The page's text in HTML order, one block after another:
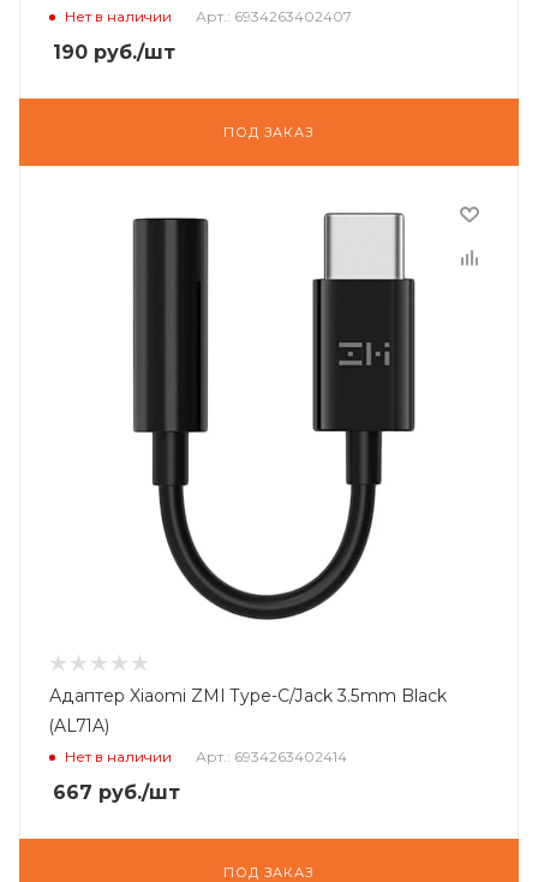
Нет в наличии Арт.: 6934263402407
190 руб./шт
ПОД ЗАКАЗ
Адаптер Xiaomi ZMI Type-C/Jack 3.5mm Black
(AL71A)
Нет в наличии Арт.: 6934263402414
667 руб./шт
ПОД ЗАКАЗ